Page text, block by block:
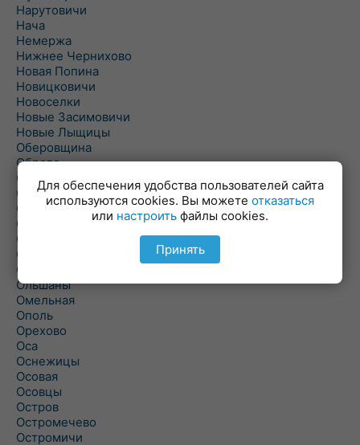
Нарутовичи
Нача
Немержа
Нижнее Чернихово
Новая Попина
Новицковичи
Новоселки
Новые Засимовичи
Новые Лыщицы
Оберовщина
Оброво
Огаревичи
Одрижин
Оздамичи
Озяты
Олтуш
Ольманы
Ольпень
Ольшаны
Омельная
Ополь
Орехово
Оса
Оснежицы
Осовая
Осовцы
Остров
Остромечево
Остромичи
Для обеспечения удобства пользователей сайта
используются cookies. Вы можете отказаться
или настроить файлы cookies.
Принять